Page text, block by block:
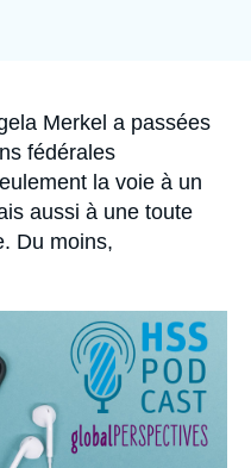
Merkel a passées
fédérales
la voie à un
aussi à une toute
Du moins,